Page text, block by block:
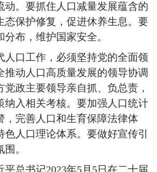
动。要抓住人口减量发展蕴含的
态保护修复，促进休养生息。要
布，维护国家安全。
人口工作，必须坚持党的全面领
推动人口高质量发展的领导协调
党政主要领导亲自抓、负总责，
纳入相关考核。要加强人口统计
，完善人口和生育保障法律体
色人口理论体系。要做好宣传引
。
总书记2023年5月5日在二十届